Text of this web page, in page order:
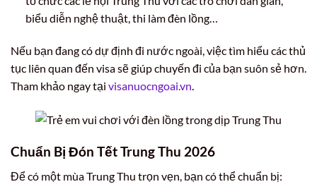
biểu diễn nghệ thuật, thi làm đèn lồng…
Nếu bạn đang có dự định đi nước ngoài, việc tìm hiểu các thủ
tục liên quan đến visa sẽ giúp chuyến đi của bạn suôn sẻ hơn.
Tham khảo ngay tại visanuocngoai.vn.
Chuẩn Bị Đón Tết Trung Thu 2026
Để có một mùa Trung Thu trọn vẹn, bạn có thể chuẩn bị: